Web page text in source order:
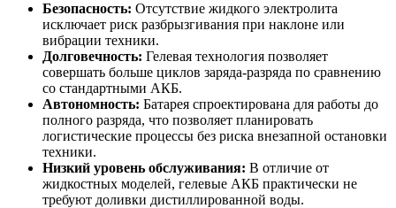
Безопасность: Отсутствие жидкого электролита
исключает риск разбрызгивания при наклоне или
вибрации техники.
Долговечность: Гелевая технология позволяет
совершать больше циклов заряда-разряда по сравнению
со стандартными АКБ.
Автономность: Батарея спроектирована для работы до
полного разряда, что позволяет планировать
логистические процессы без риска внезапной остановки
техники.
Низкий уровень обслуживания: В отличие от
жидкостных моделей, гелевые АКБ практически не
требуют доливки дистиллированной воды.